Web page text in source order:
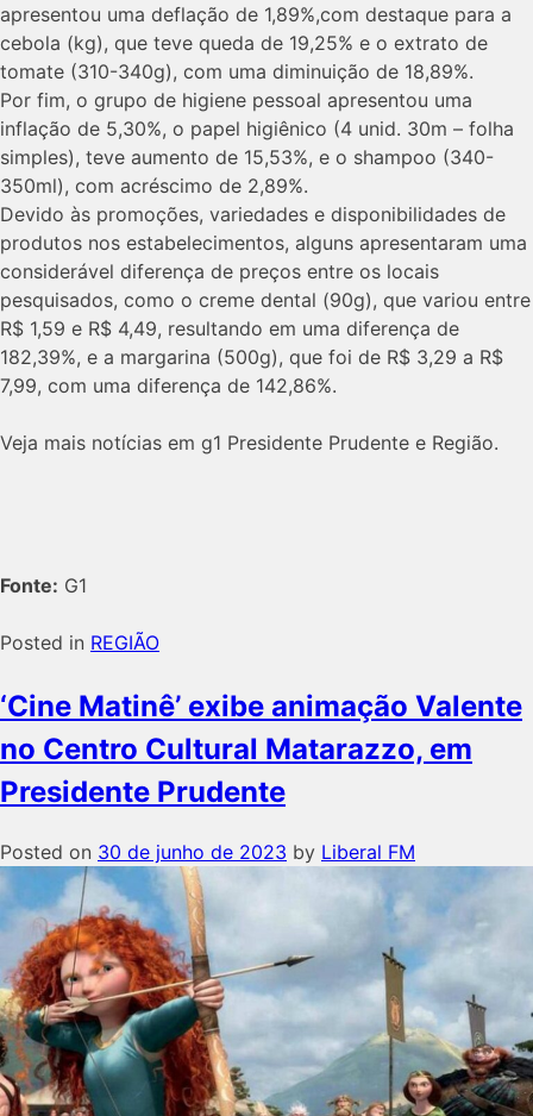
apresentou uma deflação de 1,89%,com destaque para a
cebola (kg), que teve queda de 19,25% e o extrato de
tomate (310-340g), com uma diminuição de 18,89%.
Por fim, o grupo de higiene pessoal apresentou uma
inflação de 5,30%, o papel higiênico (4 unid. 30m – folha
simples), teve aumento de 15,53%, e o shampoo (340-
350ml), com acréscimo de 2,89%.
Devido às promoções, variedades e disponibilidades de
produtos nos estabelecimentos, alguns apresentaram uma
considerável diferença de preços entre os locais
pesquisados, como o creme dental (90g), que variou entre
R$ 1,59 e R$ 4,49, resultando em uma diferença de
182,39%, e a margarina (500g), que foi de R$ 3,29 a R$
7,99, com uma diferença de 142,86%.
Veja mais notícias em g1 Presidente Prudente e Região.
Fonte: G1
Posted in REGIÃO
‘Cine Matinê’ exibe animação Valente
no Centro Cultural Matarazzo, em
Presidente Prudente
Posted on 30 de junho de 2023 by Liberal FM